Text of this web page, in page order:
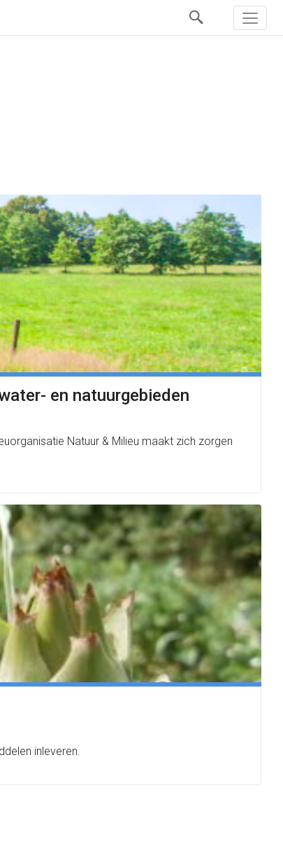
en natuurgebieden
Natuur & Milieu maakt zich zorgen
inleveren.